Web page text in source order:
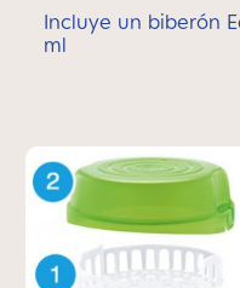
Incluye un biberón
ml